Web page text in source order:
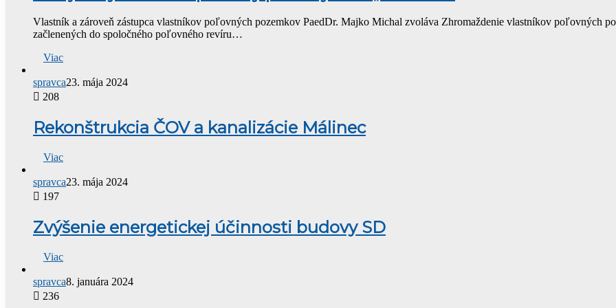
Vlastník a zároveň zástupca vlastníkov poľovných pozemkov PaedDr. Majko Michal zvoláva Zhromaždenie vlastníkov poľovných
začlenených do spoločného poľovného revíru…
Viac
spravca23. mája 2024
208
Rekonštrukcia ČOV a kanalizácie Málinec
Viac
spravca23. mája 2024
197
Zvýšenie energetickej účinnosti budovy SD
Viac
spravca8. januára 2024
236